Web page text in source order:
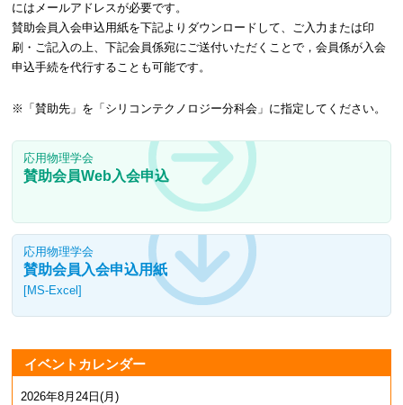
にはメールアドレスが必要です。
賛助会員入会申込用紙を下記よりダウンロードして、ご入力または印
刷・ご記入の上、下記会員係宛にご送付いただくことで，会員係が入会
申込手続を代行することも可能です。
※「賛助先」を「シリコンテクノロジー分科会」に指定してください。
応用物理学会
賛助会員Web入会申込
応用物理学会
賛助会員入会申込用紙
[MS-Excel]
イベントカレンダー
2026年8月24日(月)